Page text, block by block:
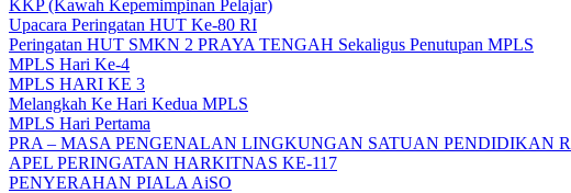
KKP (Kawah Kepemimpinan Pelajar)
Upacara Peringatan HUT Ke-80 RI
Peringatan HUT SMKN 2 PRAYA TENGAH Sekaligus Penutupan MPLS
MPLS Hari Ke-4
MPLS HARI KE 3
Melangkah Ke Hari Kedua MPLS
MPLS Hari Pertama
PRA – MASA PENGENALAN LINGKUNGAN SATUAN PENDIDIKAN
APEL PERINGATAN HARKITNAS KE-117
PENYERAHAN PIALA AiSO